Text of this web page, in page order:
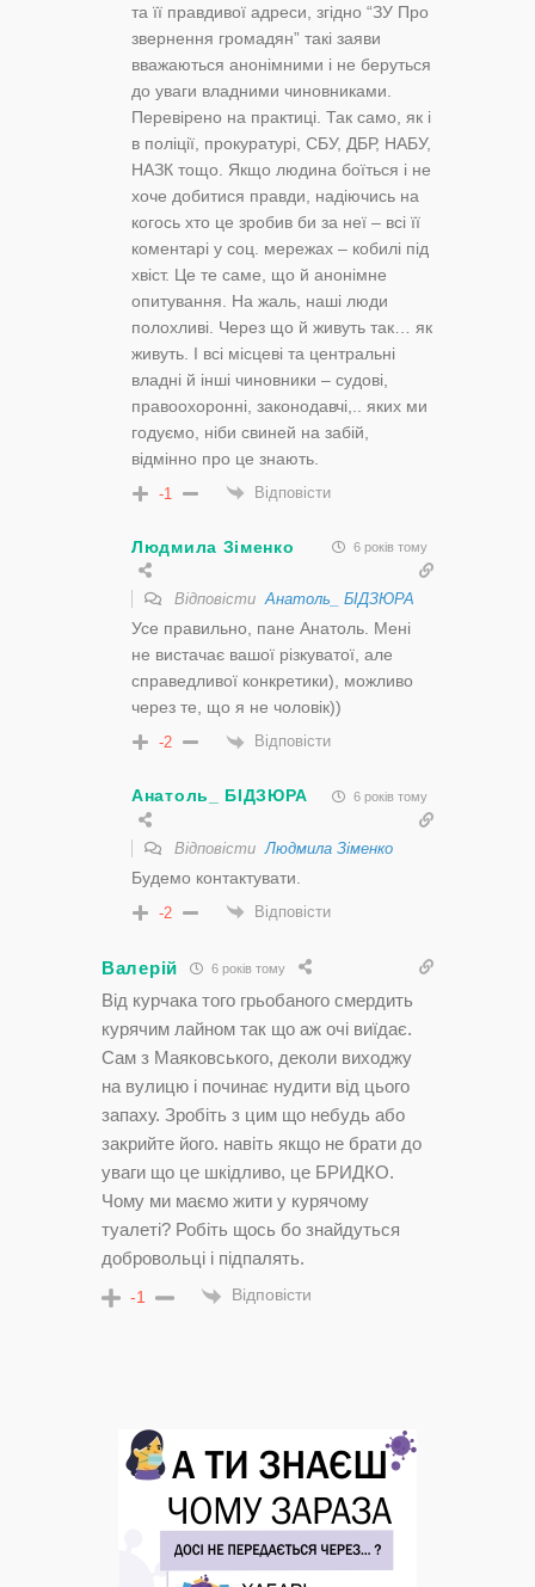
та її правдивої адреси, згідно “ЗУ Про
звернення громадян” такі заяви
вважаються анонімними і не беруться
до уваги владними чиновниками.
Перевірено на практиці. Так само, як і
в поліції, прокуратурі, СБУ, ДБР, НАБУ,
НАЗК тощо. Якщо людина боїться і не
хоче добитися правди, надіючись на
когось хто це зробив би за неї – всі її
коментарі у соц. мережах – кобилі під
хвіст. Це те саме, що й анонімне
опитування. На жаль, наші люди
полохливі. Через що й живуть так… як
живуть. І всі місцеві та центральні
владні й інші чиновники – судові,
правоохоронні, законодавчі,.. яких ми
годуємо, ніби свиней на забій,
відмінно про це знають.
-1 Відповісти
Людмила Зіменко 6 років тому
ВідповістиАнатоль_ БІДЗЮРА
Усе правильно, пане Анатоль. Мені
не вистачає вашої різкуватої, але
справедливої конкретики), можливо
через те, що я не чоловік))
-2 Відповісти
Анатоль_ БІДЗЮРА 6 років тому
Відповісти Людмила Зіменко
Будемо контактувати.
-2 Відповісти
Валерій 6 років тому
Від курчака того грьобаного смердить
курячим лайном так що аж очі виїдає.
Сам з Маяковського, деколи виходжу
на вулицю і починає нудити від цього
запаху. Зробіть з цим що небудь або
закрийте його. навіть якщо не брати до
уваги що це шкідливо, це БРИДКО.
Чому ми маємо жити у курячому
туалеті? Робіть щось бо знайдуться
добровольці і підпалять.
-1 Відповісти